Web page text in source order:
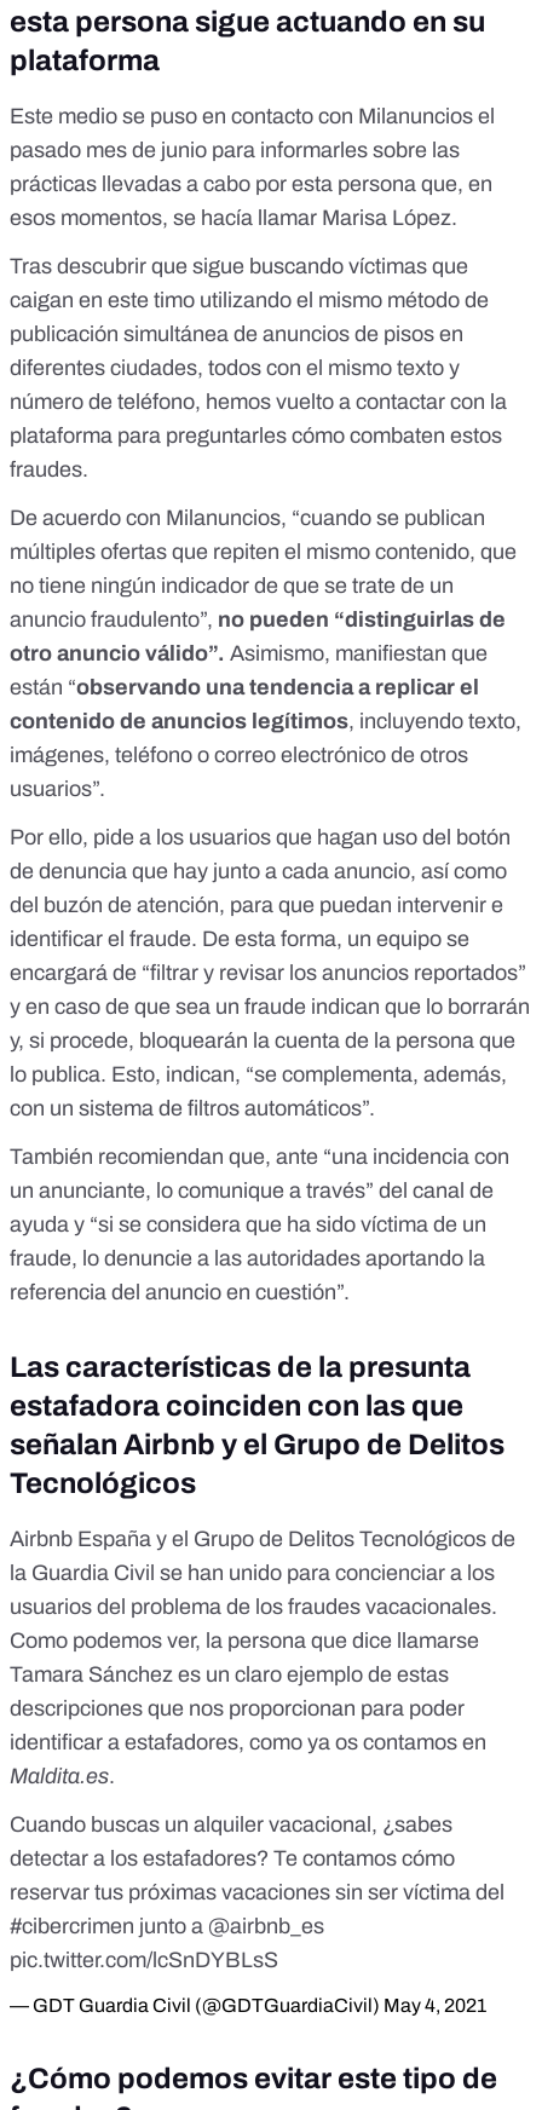
esta persona sigue actuando en su
plataforma
Este medio se puso en contacto con Milanuncios el
pasado mes de junio para informarles sobre las
prácticas llevadas a cabo por esta persona que, en
esos momentos, se hacía llamar Marisa López.
Tras descubrir que sigue buscando víctimas que
caigan en este timo utilizando el mismo método de
publicación simultánea de anuncios de pisos en
diferentes ciudades, todos con el mismo texto y
número de teléfono, hemos vuelto a contactar con la
plataforma para preguntarles cómo combaten estos
fraudes.
De acuerdo con Milanuncios, “cuando se publican
múltiples ofertas que repiten el mismo contenido, que
no tiene ningún indicador de que se trate de un
anuncio fraudulento”, no pueden “distinguirlas de
otro anuncio válido”. Asimismo, manifiestan que
están “observando una tendencia a replicar el
contenido de anuncios legítimos, incluyendo texto,
imágenes, teléfono o correo electrónico de otros
usuarios”.
Por ello, pide a los usuarios que hagan uso del botón
de denuncia que hay junto a cada anuncio, así como
del buzón de atención, para que puedan intervenir e
identificar el fraude. De esta forma, un equipo se
encargará de “filtrar y revisar los anuncios reportados”
y en caso de que sea un fraude indican que lo borrarán
y, si procede, bloquearán la cuenta de la persona que
lo publica. Esto, indican, “se complementa, además,
con un sistema de filtros automáticos”.
También recomiendan que, ante “una incidencia con
un anunciante, lo comunique a través” del canal de
ayuda y “si se considera que ha sido víctima de un
fraude, lo denuncie a las autoridades aportando la
referencia del anuncio en cuestión”.
Las características de la presunta
estafadora coinciden con las que
señalan Airbnb y el Grupo de Delitos
Tecnológicos
Airbnb España y el Grupo de Delitos Tecnológicos de
la Guardia Civil se han unido para concienciar a los
usuarios del problema de los fraudes vacacionales.
Como podemos ver, la persona que dice llamarse
Tamara Sánchez es un claro ejemplo de estas
descripciones que nos proporcionan para poder
identificar a estafadores, como ya os contamos en
Maldita.es.
Cuando buscas un alquiler vacacional, ¿sabes
detectar a los estafadores? Te contamos cómo
reservar tus próximas vacaciones sin ser víctima del
#cibercrimen junto a @airbnb_es
pic.twitter.com/lcSnDYBLsS
— GDT Guardia Civil (@GDTGuardiaCivil) May 4, 2021
¿Cómo podemos evitar este tipo de